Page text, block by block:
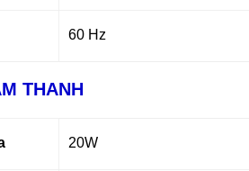
60 Hz
THANH
20W